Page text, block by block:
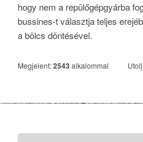
hogy nem a repülőgépgyárba
bussines-t választja teljes
a bölcs döntésével.
Megjelent:2543alkalommal